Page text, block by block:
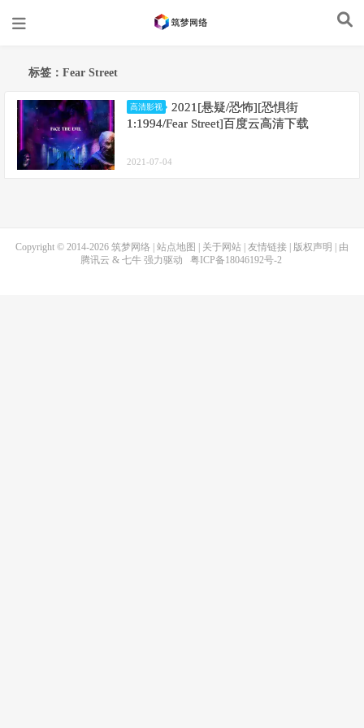
标签：Fear Street
高清影视
2021[悬疑/恐怖][恐惧街
1:1994/Fear Street]百度云高清下载
2021-07-04
Copyright © 2014-2026 筑梦网络 站点地图 关于网站 友情链接 版权声明
| 由
腾讯云 & 七牛强力驱动 粤ICP备18046192号-2